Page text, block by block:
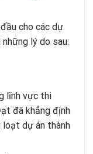
cho các dự
lý do sau:
lĩnh vực thi
đã khẳng định
loạt dự án thành